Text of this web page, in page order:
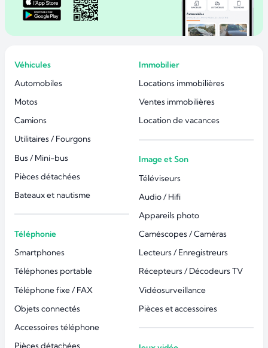
Véhicules
Automobiles
Motos
Camions
Utilitaires / Fourgons
Bus / Mini-bus
Pièces détachées
Bateaux et nautisme
Téléphonie
Smartphones
Téléphones portable
Téléphone fixe / FAX
Objets connectés
Accessoires téléphone
Pièces détachées
Immobilier
Locations immobilières
Ventes immobilières
Location de vacances
Image et Son
Téléviseurs
Audio / Hifi
Appareils photo
Caméscopes / Caméras
Lecteurs / Enregistreurs
Récepteurs / Décodeurs TV
Vidéosurveillance
Pièces et accessoires